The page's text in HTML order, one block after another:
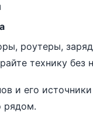
роутеры,
технику без
и его источники
рядом.